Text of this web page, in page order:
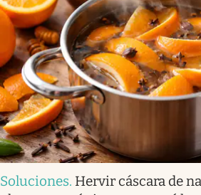
Soluciones. Hervir cáscara de